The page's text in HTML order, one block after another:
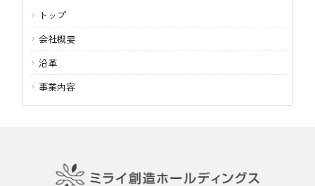
トップ
会社概要
沿革
事業内容